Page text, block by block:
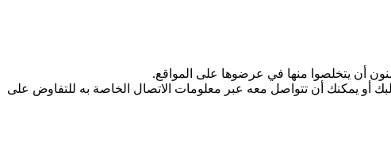
أن يتخلصوا منها في عرضوها على المواقع.
أو يمكنك أن تتواصل معه عبر معلومات الاتصال الخاصة به للتفاوض على